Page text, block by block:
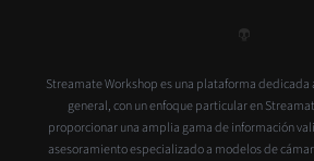
Streamate Workshop es una plataforma
general, con un enfoque particular en
proporcionar una amplia gama de información
asesoramiento especializado a modelos de